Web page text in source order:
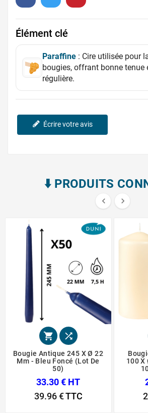
Élément clé
Paraffine : Cire utilisée pour
bougies, offrant bonne tenue
régulière.
Écrire votre avis
⬇️​ PRODUITS
 
 
Bougie Antique 245 X Ø 22
Mm - Bleu Foncé (Lot De
50)
33.30 € HT
39.96 €TTC
100 X